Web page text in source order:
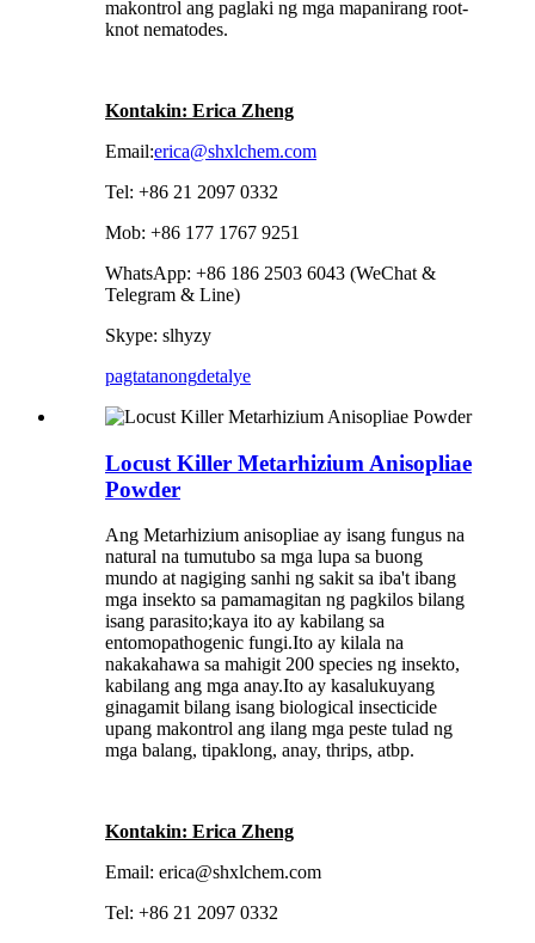
makontrol ang paglaki ng mga mapanirang root-
knot nematodes.
Kontakin: Erica Zheng
Email:erica@shxlchem.com
Tel: +86 21 2097 0332
Mob: +86 177 1767 9251
WhatsApp: +86 186 2503 6043 (WeChat &
Telegram & Line)
Skype: slhyzy
pagtatanongdetalye
Locust Killer Metarhizium Anisopliae
Powder
Ang Metarhizium anisopliae ay isang fungus na
natural na tumutubo sa mga lupa sa buong
mundo at nagiging sanhi ng sakit sa iba't ibang
mga insekto sa pamamagitan ng pagkilos bilang
isang parasito;kaya ito ay kabilang sa
entomopathogenic fungi.Ito ay kilala na
nakakahawa sa mahigit 200 species ng insekto,
kabilang ang mga anay.Ito ay kasalukuyang
ginagamit bilang isang biological insecticide
upang makontrol ang ilang mga peste tulad ng
mga balang, tipaklong, anay, thrips, atbp.
Kontakin: Erica Zheng
Email: erica@shxlchem.com
Tel: +86 21 2097 0332